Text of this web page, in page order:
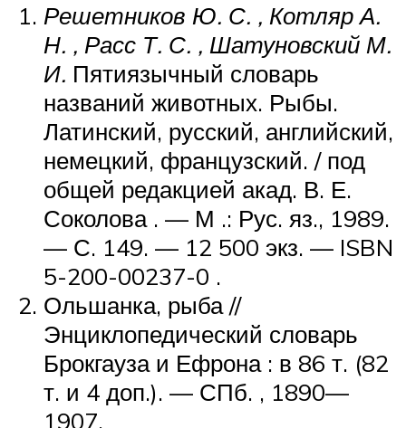
Решетников Ю. С. , Котляр А.
Н. , Расс Т. С. , Шатуновский М.
И. Пятиязычный словарь
названий животных. Рыбы.
Латинский, русский, английский,
немецкий, французский. / под
общей редакцией акад. В. Е.
Соколова . — М .: Рус. яз., 1989.
— С. 149. — 12 500 экз. — ISBN
5-200-00237-0 .
Ольшанка, рыба //
Энциклопедический словарь
Брокгауза и Ефрона : в 86 т. (82
т. и 4 доп.). — СПб. , 1890—
1907.